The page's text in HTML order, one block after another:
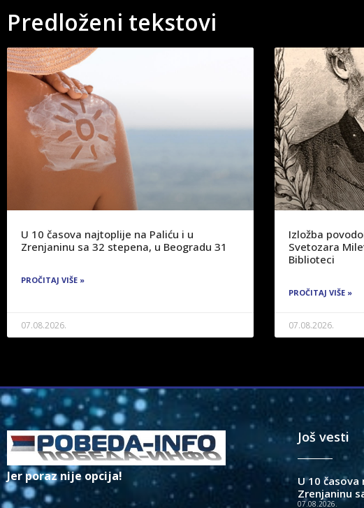
Predloženi tekstovi
U 10 časova najtoplije na Paliću i u
Zrenjaninu sa 32 stepena, u Beogradu 31
PROČITAJ VIŠE »
07.08.2026.
Izložba
Svetozara
Biblioteci
PROČITAJ VIŠE »
07.08.2026.
Jer poraz nije opcija!
Još vesti
U 10
Zrenjaninu
07.08.2026.